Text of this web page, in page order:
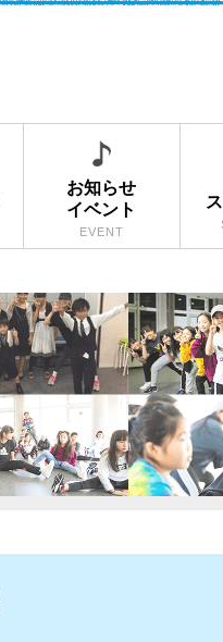
お知らせ
イベント
EVENT